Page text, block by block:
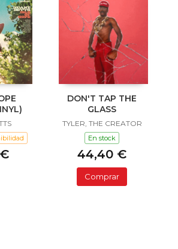
DON'T TAP THE
GLASS
TYLER, THE CREATOR
En stock
44,40 €
Comprar